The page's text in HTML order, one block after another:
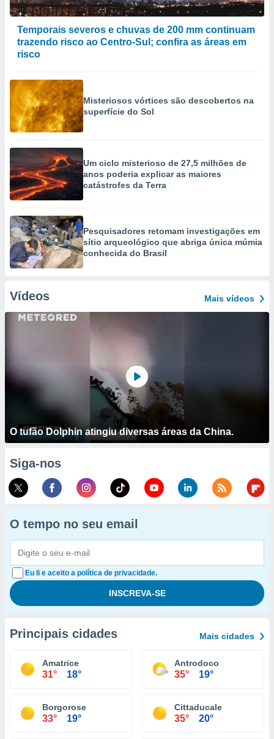
Temporais severos e chuvas de 200 mm continuam
trazendo risco ao Centro-Sul; confira as áreas em
risco
Misteriosos vórtices são descobertos na
superfície do Sol
Um ciclo misterioso de 27,5 milhões de
anos poderia explicar as maiores
catástrofes da Terra
Pesquisadores retomam investigações em
sítio arqueológico que abriga única múmia
conhecida do Brasil
Vídeos Mais vídeos
O tufão Dolphin atingiu diversas áreas da China.
Siga-nos
O tempo no seu email
Eu li e aceito a política de privacidade.
Principais cidades Mais cidades
Amatrice
31° 18°
Antrodoco
35° 19°
Borgorose
33° 19°
Cittaducale
35° 20°